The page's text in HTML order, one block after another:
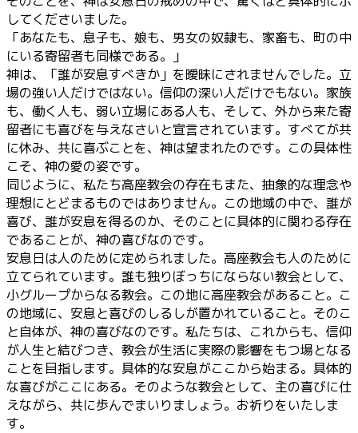
してくださいました。
「あなたも、息子も、娘も、男女の奴隷も、家畜も、町の中
にいる寄留者も同様である。」
神は、「誰が安息すべきか」を曖昧にされませんでした。立
場の強い人だけではない。信仰の深い人だけでもない。家族
も、働く人も、弱い立場にある人も、そして、外から来た寄
留者にも喜びを与えなさいと宣言されています。すべてが共
に休み、共に喜ぶことを、神は望まれたのです。この具体性
こそ、神の愛の姿です。
同じように、私たち高座教会の存在もまた、抽象的な理念や
理想にとどまるものではありません。この地域の中で、誰が
喜び、誰が安息を得るのか、そのことに具体的に関わる存在
であることが、神の喜びなのです。
安息日は人のために定められました。高座教会も人のために
立てられています。誰も独りぼっちにならない教会として、
小グループからなる教会。この地に高座教会があること。こ
の地域に、安息と喜びのしるしが置かれていること。そのこ
と自体が、神の喜びなのです。私たちは、これからも、信仰
が人生と結びつき、教会が生活に実際の影響をもつ場となる
ことを目指します。具体的な安息がここから始まる。具体的
な喜びがここにある。そのような教会として、主の喜びに仕
えながら、共に歩んでまいりましょう。お祈りをいたしま
す。